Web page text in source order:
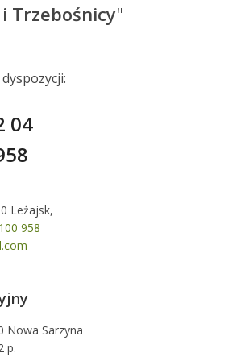
Trzebośnicy"
04
Leżajsk,
958
Nowa Sarzyna
p.